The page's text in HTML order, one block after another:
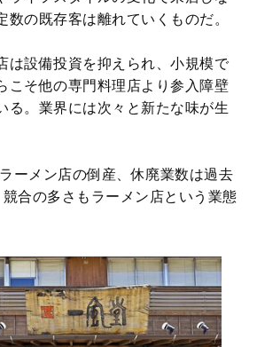
数の既存客は離れていくものだ。
は設備投資を抑えられ、小規模で
こそ他の専門料理店より参入障壁
る。業界には次々と新たな味が生
ーメン店の倒産、休廃業数は過去
合の多さもラーメン店という業態